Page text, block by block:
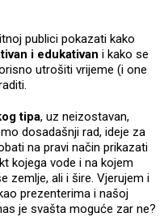
publici pokazati kako
i edukativan i kako se
utrošiti vrijeme (i one
tipa, uz neizostavan,
dosadašnji rad, ideje za
na pravi način prikazati
kojega vode i na kojem
zemlje, ali i šire. Vjerujem i
prezenterima i našoj
je svašta moguće zar ne?